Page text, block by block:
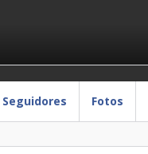
Seguidores Fotos